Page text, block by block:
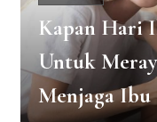
Kapan Hari
Untuk
Menjaga Ibu